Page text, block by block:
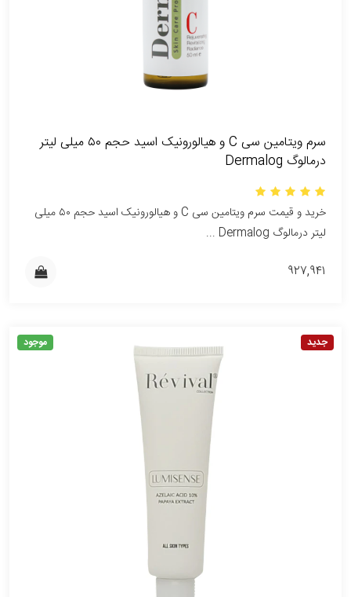
سرم ویتامین سی C و هیالورونیک اسید حجم ۵۰ میلی لیتر
درمالوگ Dermalog
خرید و قیمت سرم ویتامین سی C و هیالورونیک اسید حجم ۵۰ میلی
لیتر درمالوگ Dermalog ...
۹۲۷,۹۴۱
جدید موجود